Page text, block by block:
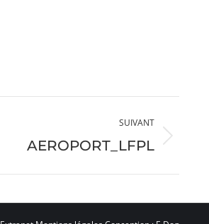
SUIVANT
AEROPORT_LFPL